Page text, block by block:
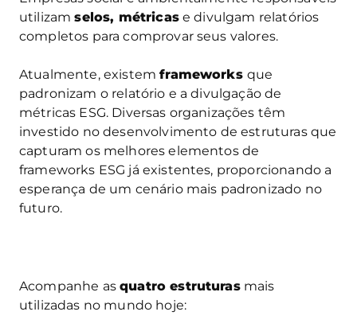
utilizamselos, métricase divulgam relatórios
completos para comprovar seus valores.
Atualmente, existemframeworks que
padronizam o relatório e a divulgação de
métricas ESG. Diversas organizações têm
investido no desenvolvimento de estruturas que
capturam os melhores elementos de
frameworks ESG já existentes, proporcionando a
esperança de um cenário mais padronizado no
futuro.
Acompanhe asquatro estruturasmais
utilizadas no mundo hoje: